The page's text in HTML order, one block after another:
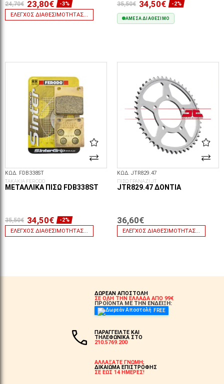
24,70€ 23,80€
-3%
ΈΛΕΓΧΟΣ ΔΙΑΘΕΣΙΜΌΤΗΤΑΣ...
35,50€ 34,50€ -2%
ΆΜΕΣΑ ΔΙΑΘΈΣΙΜΟ
ΚΩΔ. FDB338ST
ΤΑΚΑΚΙΑ FERODO
ΜΕΤΑΛΛΙΚΆ ΠΊΣΩ FDB338ST
35,50€ 34,50€
-2%
ΈΛΕΓΧΟΣ ΔΙΑΘΕΣΙΜΌΤΗΤΑΣ...
ΚΩΔ. JTR829.47
ΠΙΣΩ ΓΡΑΝΑΖΙ JT
JTR829.47 ΔΌΝΤΙΑ
36,60€
ΈΛΕΓΧΟΣ ΔΙΑΘΕΣΙΜΌΤΗΤΑΣ...
ΔΩΡΕΑΝ ΑΠΟΣΤΟΛΗ
ΣΕ ΟΛΗ ΤΗΝ ΕΛΛΑΔΑ ΑΠΟ 99€
ΠΡΟΪΟΝΤΑ ΜΕ ΤΗΝ ΕΝΔΕΙΞΗ:
FREE
ΠΑΡΑΓΓΕΙΛΤΕ ΚΑΙ
ΤΗΛΕΦΩΝΙΚΑ ΣΤΟ
210.5769.200
ΑΛΛΑΞΑΤΕ ΓΝΩΜΗ;
ΔΙΚΑΙΩΜΑ ΕΠΙΣΤΡΟΦΗΣ
ΣΕ ΕΩΣ 14 ΗΜΕΡΕΣ!